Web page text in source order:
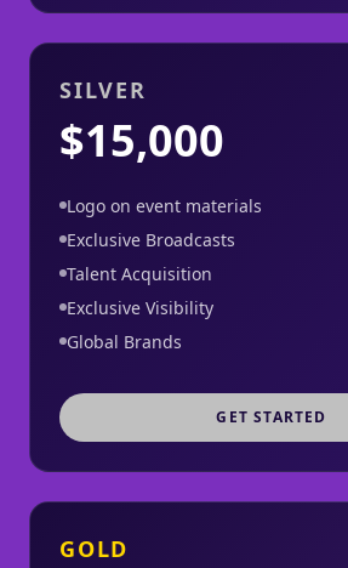
SILVER
$15,000
Logo on event materials
Exclusive Broadcasts
Talent Acquisition
Exclusive Visibility
Global Brands
GET STARTED
GOLD